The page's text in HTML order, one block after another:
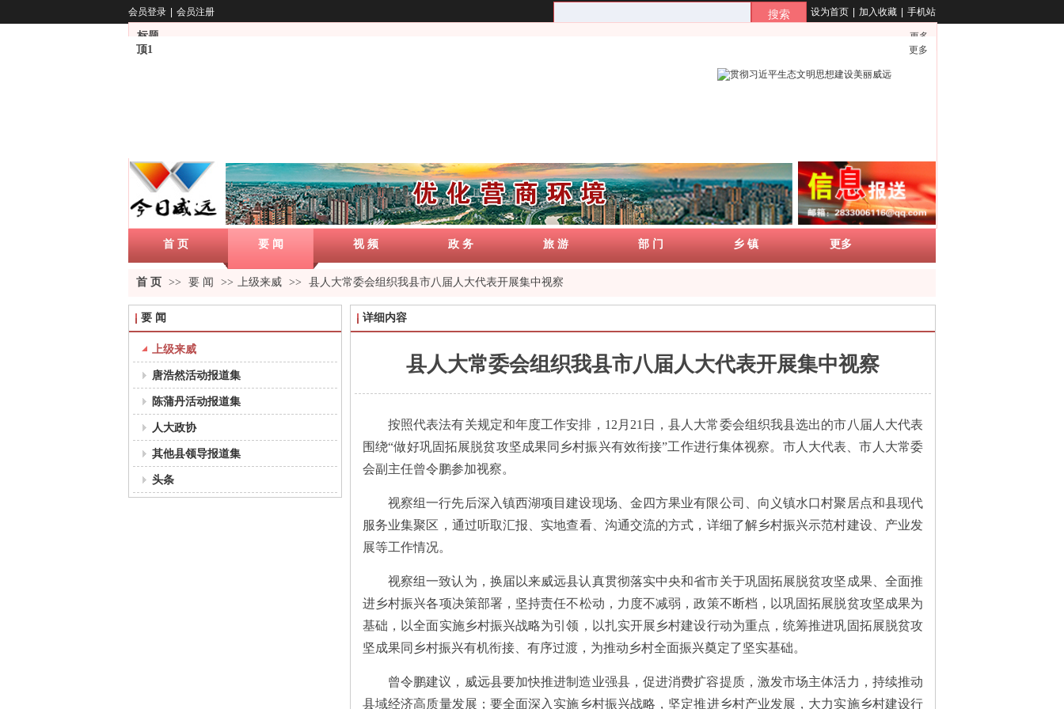
标题 更多
顶1 更多
搜索
会员登录 会员注册 设为首页 加入收藏 手机站
首 页 要 闻 视 频 政 务 旅 游 部 门 乡 镇 更多
首 页 >> 要 闻 >> 上级来威 >> 县人大常委会组织我县市八届人大代表开展集中视察
要 闻
上级来威
唐浩然活动报道集
陈蒲丹活动报道集
人大政协
其他县领导报道集
头条
详细内容
县人大常委会组织我县市八届人大代表开展集中视察
按照代表法有关规定和年度工作安排，12月21日，县人大常委会组织我县选出的市八届人大代表
围绕“做好巩固拓展脱贫攻坚成果同乡村振兴有效衔接”工作进行集体视察。市人大代表、市人大常委
会副主任曾令鹏参加视察。
视察组一行先后深入镇西湖项目建设现场、金四方果业有限公司、向义镇水口村聚居点和县现代
服务业集聚区，通过听取汇报、实地查看、沟通交流的方式，详细了解乡村振兴示范村建设、产业发
展等工作情况。
视察组一致认为，换届以来威远县认真贯彻落实中央和省市关于巩固拓展脱贫攻坚成果、全面推
进乡村振兴各项决策部署，坚持责任不松动，力度不减弱，政策不断档，以巩固拓展脱贫攻坚成果为
基础，以全面实施乡村振兴战略为引领，以扎实开展乡村建设行动为重点，统筹推进巩固拓展脱贫攻
坚成果同乡村振兴有机衔接、有序过渡，为推动乡村全面振兴奠定了坚实基础。
曾令鹏建议，威远县要加快推进制造业强县，促进消费扩容提质，激发市场主体活力，持续推动
县域经济高质量发展；要全面深入实施乡村振兴战略，坚定推进乡村产业发展，大力实施乡村建设行